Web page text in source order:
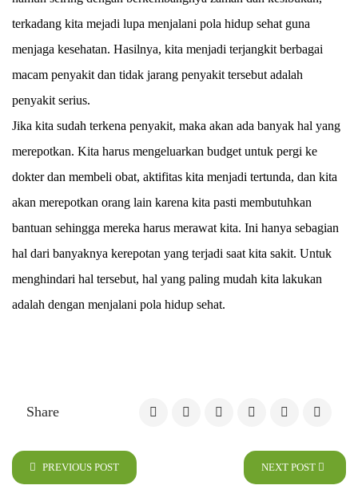
terkadang kita mejadi lupa menjalani pola hidup sehat guna
menjaga kesehatan. Hasilnya, kita menjadi terjangkit berbagai
macam penyakit dan tidak jarang penyakit tersebut adalah
penyakit serius.
Jika kita sudah terkena penyakit, maka akan ada banyak hal yang
merepotkan. Kita harus mengeluarkan budget untuk pergi ke
dokter dan membeli obat, aktifitas kita menjadi tertunda, dan kita
akan merepotkan orang lain karena kita pasti membutuhkan
bantuan sehingga mereka harus merawat kita. Ini hanya sebagian
hal dari banyaknya kerepotan yang terjadi saat kita sakit. Untuk
menghindari hal tersebut, hal yang paling mudah kita lakukan
adalah dengan menjalani pola hidup sehat.
Share
PREVIOUS POST NEXT POST